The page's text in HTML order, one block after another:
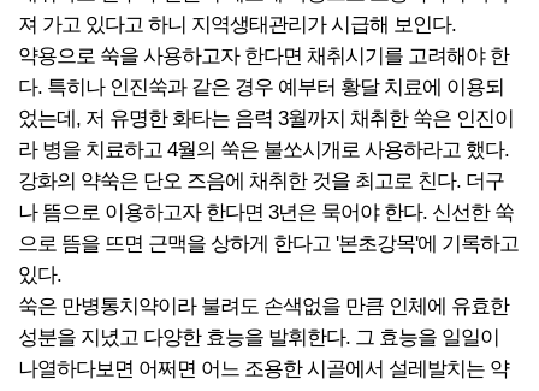
져 가고 있다고 하니 지역생태관리가 시급해 보인다.
약용으로 쑥을 사용하고자 한다면 채취시기를 고려해야 한
다. 특히나 인진쑥과 같은 경우 예부터 황달 치료에 이용되
었는데, 저 유명한 화타는 음력 3월까지 채취한 쑥은 인진이
라 병을 치료하고 4월의 쑥은 불쏘시개로 사용하라고 했다.
강화의 약쑥은 단오 즈음에 채취한 것을 최고로 친다. 더구
나 뜸으로 이용하고자 한다면 3년은 묵어야 한다. 신선한 쑥
으로 뜸을 뜨면 근맥을 상하게 한다고 '본초강목'에 기록하고
있다.
쑥은 만병통치약이라 불려도 손색없을 만큼 인체에 유효한
성분을 지녔고 다양한 효능을 발휘한다. 그 효능을 일일이
나열하다보면 어쩌면 어느 조용한 시골에서 설레발치는 약